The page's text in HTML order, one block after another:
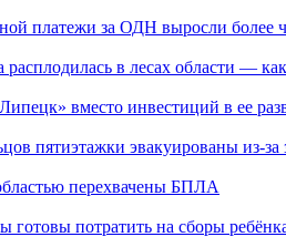
платежи за ОДН выросли более
расплодилась в лесах области —
вместо инвестиций в ее
пятиэтажки эвакуированы из-за
перехвачены БПЛА
готовы потратить на сборы